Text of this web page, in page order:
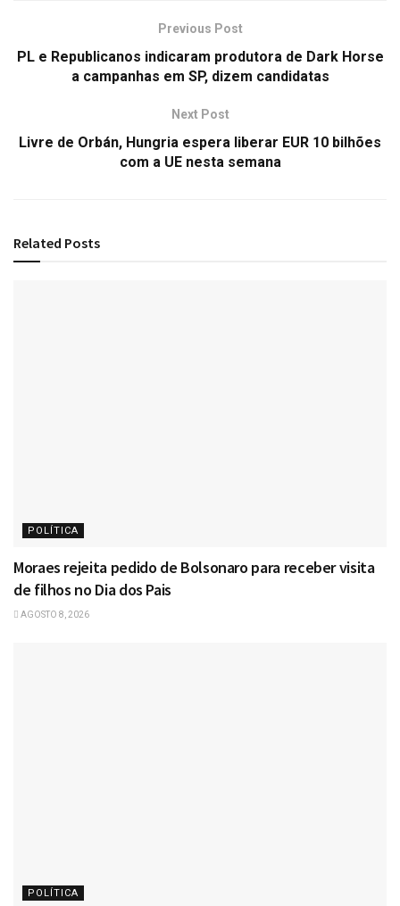
Previous Post
PL e Republicanos indicaram produtora de Dark Horse
a campanhas em SP, dizem candidatas
Next Post
Livre de Orbán, Hungria espera liberar EUR 10 bilhões
com a UE nesta semana
Related Posts
POLÍTICA
Moraes rejeita pedido de Bolsonaro para receber visita
de filhos no Dia dos Pais
AGOSTO 8, 2026
POLÍTICA